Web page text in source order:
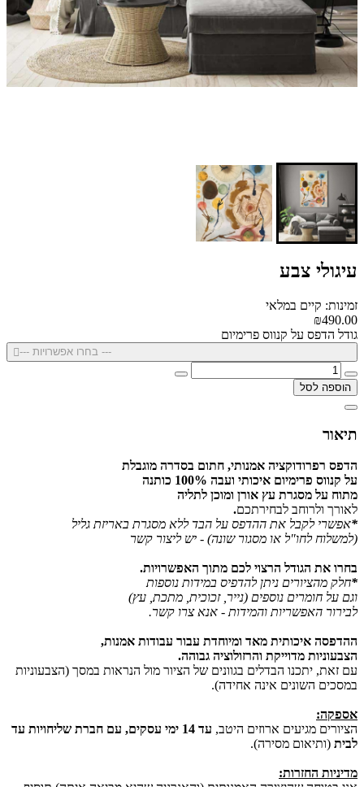
עיגולי צבע
זמינות: קיים במלאי
₪490.00
גודל הדפס על קנווס פרימיום
--- בחרו אפשרויות ---
הוספה לסל
תיאור
הדפס רפרודוקציה אמנותי, חתום בסדרה מוגבלת
על קנווס פרימיום איכותי ועבה 100% כותנה
מתוח על מסגרת עץ אורן ומוכן לתליה
לאורך ולרוחב לבחירתכם.
*אפשרי לקבל את ההדפס על הבד ללא מסגרת באריזת גליל
(למשלוח לחו"ל או מסגור שונה) - יש ליצור קשר
בחרו את הגודל הרצוי לכם מתוך האפשרויות.
*חלק מהציורים ניתן להדפיס במידות נוספות
וגם על חומרים נוספים (נייר, זכוכית, מתכת, עץ)
לבירור האפשריות והמידות - אנא צרו קשר.
ההדפסה איכותית מאד ומיוחדת עבור עבודות אמנות,
הצבעוניות מדוייקת והרזולוציה גבוהה.
עם זאת, יתכנו הבדלים בגוונים של הציור מול הנראות במסך (הצבעוניות
במסכים השונים אינה אחידה).
אספקה:
הציורים מגיעים ארוזים היטב,
עד 14 ימי עסקים, עם חברת שליחויות עד
לבית (ותיאום מסירה).
מדיניות החזרות: